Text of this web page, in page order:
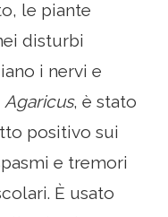
le piante
disturbi
i nervi e
Agaricus, è stato
positivo sui
e tremori
È usato